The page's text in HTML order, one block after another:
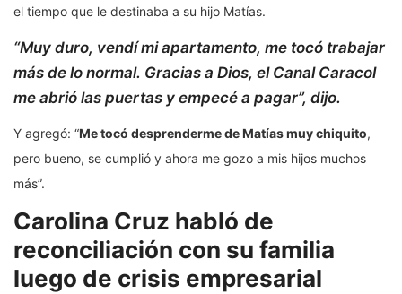
el tiempo que le destinaba a su hijo Matías.
“Muy duro, vendí mi apartamento, me tocó trabajar
más de lo normal. Gracias a Dios, el Canal Caracol
me abrió las puertas y empecé a pagar”, dijo.
Y agregó: “Me tocó desprenderme de Matías muy chiquito,
pero bueno, se cumplió y ahora me gozo a mis hijos muchos
más”.
Carolina Cruz habló de
reconciliación con su familia
luego de crisis empresarial